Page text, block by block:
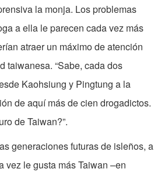
la monja. Los problemas
a ella le parecen cada vez más
atraer un máximo de atención
taiwanesa. “Sabe, cada dos
Kaohsiung y Pingtung a la
de aquí más de cien drogadictos.
de Taiwan?”.
generaciones futuras de isleños, a
vez le gusta más Taiwan –en